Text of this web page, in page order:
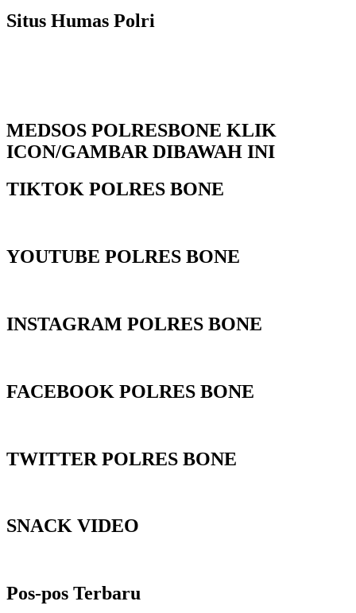
Situs Humas Polri
MEDSOS POLRESBONE KLIK
ICON/GAMBAR DIBAWAH INI
TIKTOK POLRES BONE
YOUTUBE POLRES BONE
INSTAGRAM POLRES BONE
FACEBOOK POLRES BONE
TWITTER POLRES BONE
SNACK VIDEO
Pos-pos Terbaru